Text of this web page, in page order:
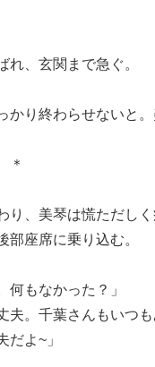
、玄関まで急ぐ。
り終わらせないと。
り、美琴は慌ただし
部座席に乗り込む。
何もなかった？」
夫。千葉さんもいつ
だよ~」